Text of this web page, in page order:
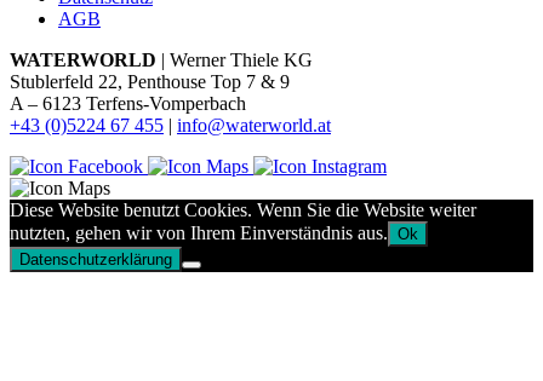
AGB
WATERWORLD | Werner Thiele KG
Stublerfeld 22, Penthouse Top 7 & 9
A – 6123 Terfens-Vomperbach
+43 (0)5224 67 455 | info@waterworld.at
Diese Website benutzt Cookies. Wenn Sie die Website weiter
nutzten, gehen wir von Ihrem Einverständnis aus. Ok
Datenschutzerklärung